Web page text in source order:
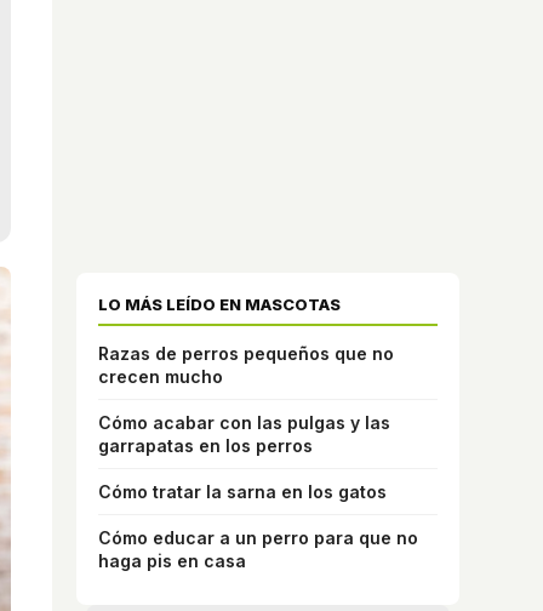
LO MÁS LEÍDO EN MASCOTAS
Razas de perros pequeños que no
crecen mucho
Cómo acabar con las pulgas y las
garrapatas en los perros
Cómo tratar la sarna en los gatos
Cómo educar a un perro para que no
haga pis en casa